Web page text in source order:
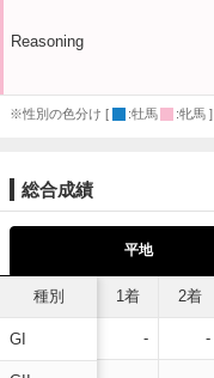
Reasoning
※性別の色分け [ :牡馬 :牝馬 ]
総合成績
平地
種別
GI
1着 2着
- -